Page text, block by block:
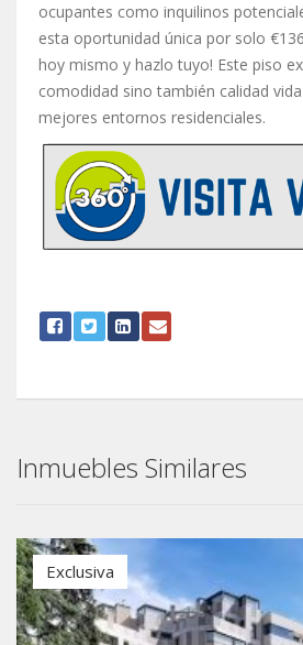
ocupantes como inquilinos
esta oportunidad única por solo
hoy mismo y hazlo tuyo! Este piso
comodidad sino también calidad
mejores entornos residenciales.
Inmuebles Similares
Exclusiva